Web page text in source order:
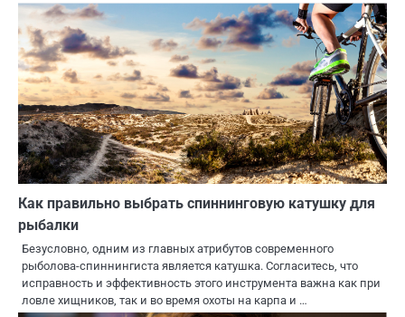
Как правильно выбрать спиннинговую катушку для
рыбалки
Безусловно, одним из главных атрибутов современного
рыболова-спиннингиста является катушка. Согласитесь, что
исправность и эффективность этого инструмента важна как при
ловле хищников, так и во время охоты на карпа и …